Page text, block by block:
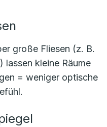
große Fliesen (z. B.
kleine Räume
= weniger optische